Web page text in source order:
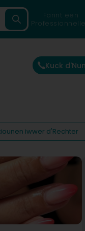
Fannt een
Kuck
iwwer d'Rechter